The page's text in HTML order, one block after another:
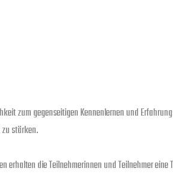
zum gegenseitigen Kennenlernen und
stärken.
erhalten die Teilnehmerinnen und Teilnehmer